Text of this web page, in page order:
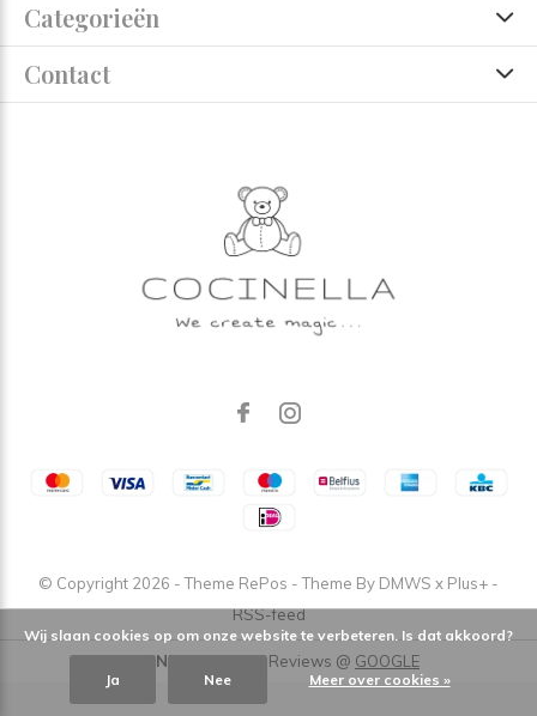
Categorieën
Contact
© Copyright 2026 - Theme RePos - Theme By DMWS x Plus+ -
RSS-feed
COCINELLA/5-4,9Reviews @ GOOGLE
Wij slaan cookies op om onze website te verbeteren. Is dat akkoord?
Ja Nee Meer over cookies »